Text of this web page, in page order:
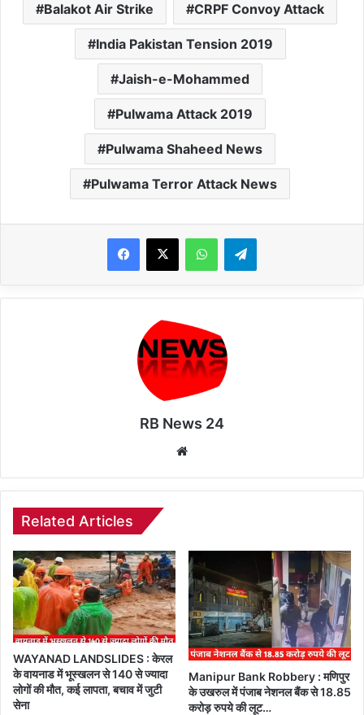
Balakot Air Strike CRPF Convoy Attack
India Pakistan Tension 2019
Jaish-e-Mohammed
Pulwama Attack 2019
Pulwama Shaheed News
Pulwama Terror Attack News
WhatsAppTelegram
RB News 24
Related Articles
WAYANAD LANDSLIDES : केरल
के वायनाड में भूस्खलन से 140 से ज्यादा
लोगों की मौत, कई लापता, बचाव में जुटी
सेना
Manipur Bank Robbery : मणिपुर
के उखरुल में पंजाब नेशनल बैंक से 18.85
करोड़ रुपये की लूट…